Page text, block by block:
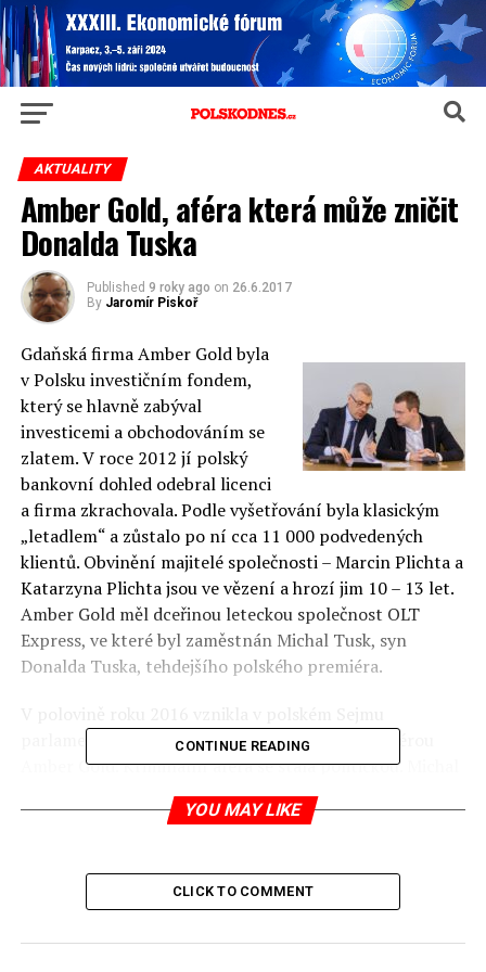
AKTUALITY
Amber Gold, aféra která může zničit
Donalda Tuska
Published 9 roky ago on 26.6.2017
By Jaromír Piskoř
Gdaňská firma Amber Gold byla
v Polsku investičním fondem,
který se hlavně zabýval
investicemi a obchodováním se
zlatem. V roce 2012 jí polský
bankovní dohled odebral licenci
a firma zkrachovala. Podle vyšetřování byla klasickým
„letadlem“ a zůstalo po ní cca 11 000 podvedených
klientů. Obvinění majitelé společnosti – Marcin Plichta a
Katarzyna Plichta jsou ve vězení a hrozí jim 10 – 13 let.
Amber Gold měl dceřinou leteckou společnost OLT
Express, ve které byl zaměstnán Michal Tusk, syn
Donalda Tuska, tehdejšího polského premiéra.
parlamentní vyšetřovací komise zabývající se aférou
Amber Gold. Kriminální aféra se stala politickou. Michal
Tusk byl minulý týden předvolán před parlamentní
komisi kde vypověděl, že byl svým otcem varován před
měl prohlásit, že je to „lipa“ (strom – v ČR letadlo
kolem majitele Amber Gold je mnoho podezření. Polský
odposlechy telefonů osob zúčastněných v celé kauze,
CONTINUE READING
YOU MAY LIKE
CLICK TO COMMENT